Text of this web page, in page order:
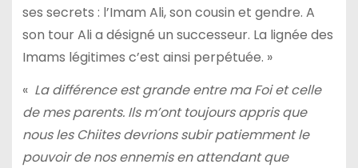
ses secrets : l’Imam Ali, son cousin et gendre. A
son tour Ali a désigné un successeur. La lignée des
Imams légitimes c’est ainsi perpétuée. »
« La différence est grande entre ma Foi et celle
de mes parents. Ils m’ont toujours appris que
nous les Chiites devrions subir patiemment le
pouvoir de nos ennemis en attendant que